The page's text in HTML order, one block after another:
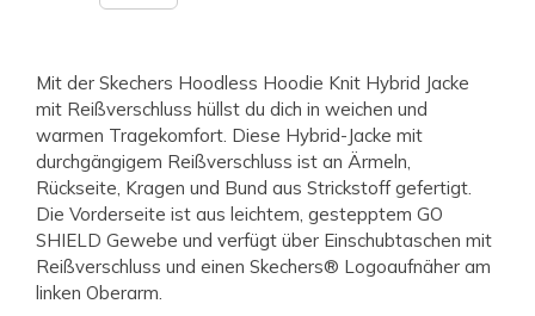
Mit der Skechers Hoodless Hoodie Knit Hybrid Jacke
mit Reißverschluss hüllst du dich in weichen und
warmen Tragekomfort. Diese Hybrid-Jacke mit
durchgängigem Reißverschluss ist an Ärmeln,
Rückseite, Kragen und Bund aus Strickstoff gefertigt.
Die Vorderseite ist aus leichtem, gestepptem GO
SHIELD Gewebe und verfügt über Einschubtaschen mit
Reißverschluss und einen Skechers® Logoaufnäher am
linken Oberarm.